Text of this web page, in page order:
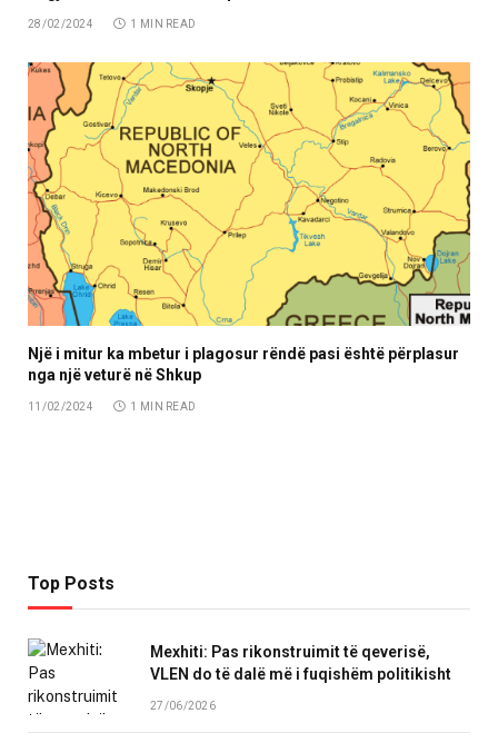
28/02/2024 1 MIN READ
Një i mitur ka mbetur i plagosur rëndë pasi është përplasur
nga një veturë në Shkup
11/02/2024 1 MIN READ
Top Posts
Mexhiti: Pas rikonstruimit të qeverisë,
VLEN do të dalë më i fuqishëm politikisht
27/06/2026